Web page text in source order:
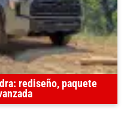
rediseño, paquete